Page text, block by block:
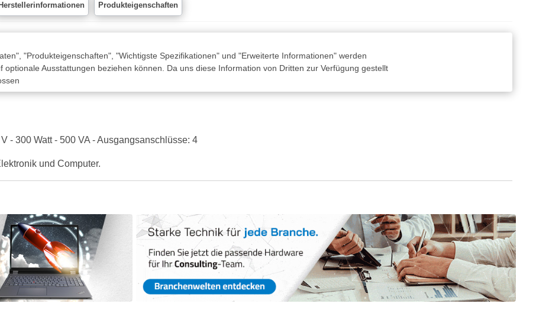
Herstellerinformationen Produkteigenschaften
"Produkteigenschaften", "Wichtigste Spezifikationen" und "Erweiterte Informationen" werden
Ausstattungen beziehen können. Da uns diese Information von Dritten zur Verfügung gestellt
- 300 Watt - 500 VA - Ausgangsanschlüsse: 4
und Computer.